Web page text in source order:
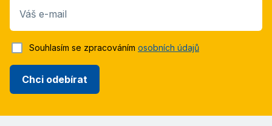
Váš e-mail
Chci odebírat
Souhlasím se zpracováním osobních údajů